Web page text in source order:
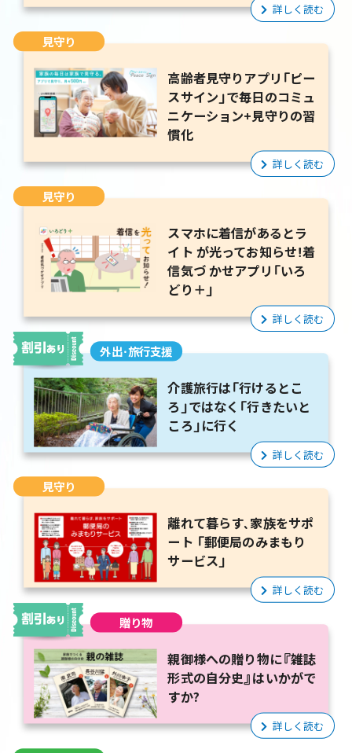
詳しく読む
高齢者見守りアプリ「ピー
スサイン」で毎日のコミュ
ニケーション+見守りの習
慣化
見守り
詳しく読む
スマホに着信があるとラ
イト が光ってお知らせ！着
信気づ かせアプリ「いろ
どり＋」
見守り
詳しく読む
介護旅行は「行けるとこ
ろ」ではなく「行きたいと
ころ」に行く
外出・旅行支援
詳しく読む
離れて暮らす、家族をサポ
ート 「郵便局のみまもり
サービス」
見守り
詳しく読む
親御様への贈り物に『雑誌
形式の自分史』はいかがで
すか?
贈り物
詳しく読む